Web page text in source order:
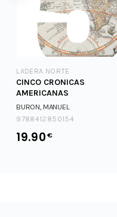
LADERA NORTE
CINCO CRONICAS
AMERICANAS
BURON, MANUEL
9788412850154
19.90€